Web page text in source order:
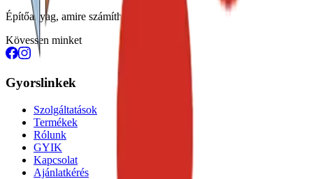
Építőanyag, amire számíthat — 1996 óta
Kövessen minket
Gyorslinkek
Szolgáltatások
Termékek
Rólunk
GYIK
Kapcsolat
Ajánlatkérés